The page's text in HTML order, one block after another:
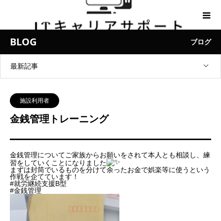
BLOG ブログ
最新記事
施設利用者
金銭管理トレーニング
金銭管理についてご家族からお願いをされて本人とも相談し、練
習をしていくことになりました
まずは封筒でいるものを分けて余ったお金で娯楽等に使うという
作戦を企てています！
#就労継続支援B型
#金銭管理